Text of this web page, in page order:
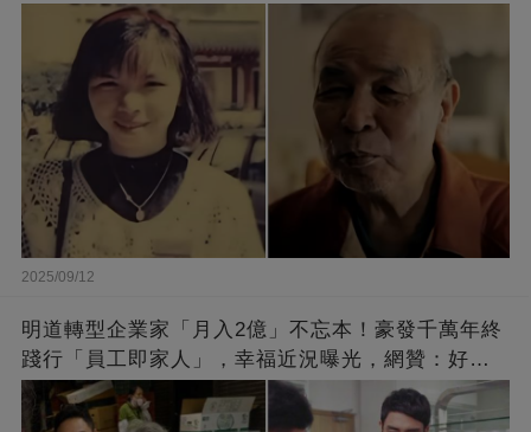
崩：真正的英雄不該被遺忘
2025/09/12
明道轉型企業家「月入2億」不忘本！豪發千萬年終
踐行「員工即家人」，幸福近況曝光，網贊：好老
闆的福報